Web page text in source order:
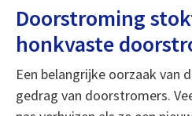
Doorstroming
honkvaste
Een belangrijke oorzaak van
gedrag van doorstromers.